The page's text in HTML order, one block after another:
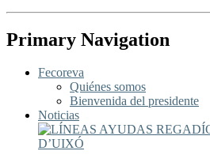
Primary Navigation
Fecoreva
Quiénes somos
Bienvenida del presidente
Noticias